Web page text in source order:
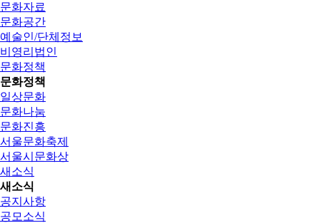
문화자료
문화공간
예술인/단체정보
비영리법인
문화정책
문화정책
일상문화
문화나눔
문화진흥
서울문화축제
서울시문화상
새소식
새소식
공지사항
공모소식